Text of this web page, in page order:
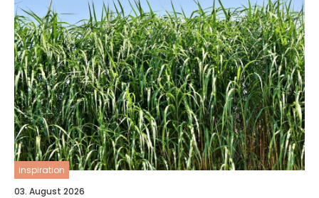
inspiration
03. August 2026